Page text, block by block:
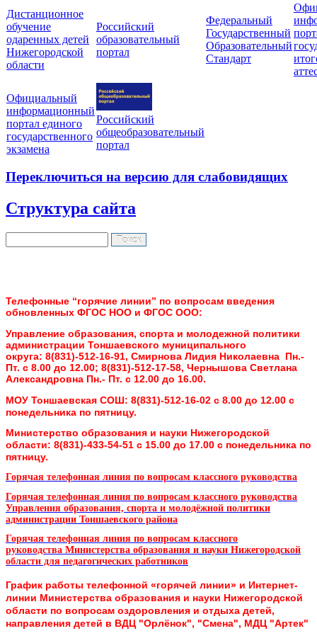
Дистанционное
обучение
одаренных детей
Нижегородской
области
Российский
образовательный
портал
Федеральный
Государственный
Образовательный
Стандарт
Официальный
информационный
портал единого
государственного
экзамена
Российский
общеобразовательный
портал
Переключиться на версию для слабовидящих
Структура сайта
Телефонные “горячие линии” по вопросам введения
обновленных ФГОС НОО и ФГОС ООО:
Управление образования, спорта и молодежной политики
администрации Тоншаевского муниципального
округа: 8(831)-512-16-91, Смирнова Лидия Николаевна Пн.-
Пт. с 8.00 до 12.00; 8(831)-512-17-58, Чернышова Светлана
Александровна Пн.- Пт. с 12.00 до 16.00.
МОУ Тоншаевская СОШ: 8(831)-512-16-02 с 8.00 до 12.00 с
понедельника по пятницу.
Министерство образования и науки Нижегородской
области: 8(831)-433-54-51 с 15.00 до 17.00 с понедельника по
пятницу.
Горячая телефонная линия по вопросам классного руководства
Горячая телефонная линия по вопросам классного руководства
Управления образования, спорта и молодёжной политики
администрации Тоншаевского района
Горячая телефонная линия по вопросам классного
руководства Министерства образования и науки Нижегородской
области для педагогических работников
График работы телефонной «горячей линии» и Интернет-
линии Министерства образования и науки Нижегородской
области по вопросам оздоровления и отдыха детей,
направления детей в ВДЦ "Орлёнок", "Смена", МДЦ "Артек"